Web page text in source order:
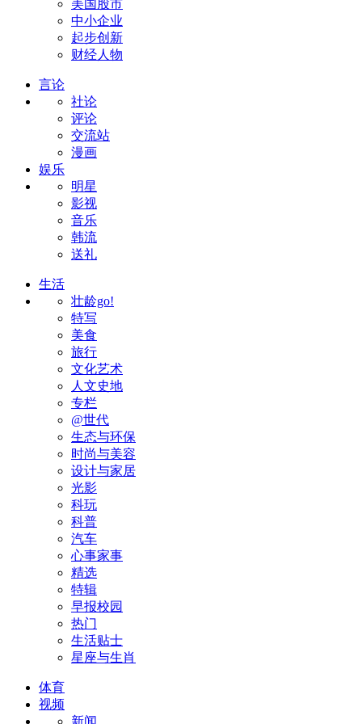
美国股市
中小企业
起步创新
财经人物
言论
社论
评论
交流站
漫画
娱乐
明星
影视
音乐
韩流
送礼
生活
壮龄go!
特写
美食
旅行
文化艺术
人文史地
专栏
@世代
生态与环保
时尚与美容
设计与家居
光影
科玩
科普
汽车
心事家事
精选
特辑
早报校园
热门
生活贴士
星座与生肖
体育
视频